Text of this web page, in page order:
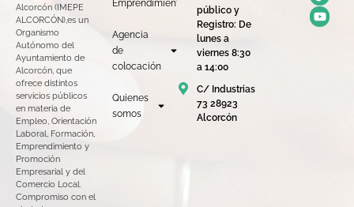
Alcorcón (IMEPE
ALCORCÓN),es un
Organismo
Autónomo del
Ayuntamiento de
Alcorcón, que
ofrece distintos
servicios públicos
en materia de
Empleo, Orientación
Laboral, Formación,
Emprendimiento y
Promoción
Empresarial y del
Comercio Local.
Compromiso con el
Emprendimiento
Agencia
de
colocación
Quienes
somos
público y
Registro: De
lunes a
viernes 8:30
a 14:00
C/ Industrias
73 28923
Alcorcón